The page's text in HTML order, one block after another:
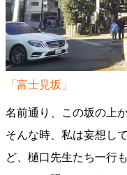
「富士見坂」
名前通り、この坂の上
そんな時、私は妄想し
ど、樋口先生たち一行